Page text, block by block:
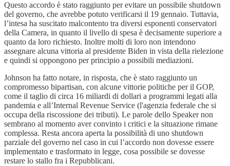
Questo accordo è stato raggiunto per evitare un possibile shutdown
del governo, che avrebbe potuto verificarsi il 19 gennaio. Tuttavia,
l’intesa ha suscitato malcontento tra diversi esponenti conservatori
della Camera, in quanto il livello di spesa è decisamente superiore a
quanto da loro richiesto. Inoltre molti di loro non intendono
assegnare alcuna vittoria al presidente Biden in vista della rielezione
e quindi si oppongono per principio a possibili mediazioni.
Johnson ha fatto notare, in risposta, che è stato raggiunto un
compromesso bipartisan, con alcune vittorie politiche per il GOP,
come il taglio di circa 16 miliardi di dollari a programmi legati alla
pandemia e all’Internal Revenue Service (l'agenzia federale che si
occupa della riscossione dei tributi). Le parole dello Speaker non
sembrano al momento aver convinto i critici e la situazione rimane
complessa. Resta ancora aperta la possibilità di uno shutdown
parziale del governo nel caso in cui l’accordo non dovesse essere
implementato e trasformato in legge, cosa possibile se dovesse
restare lo stallo fra i Repubblicani.